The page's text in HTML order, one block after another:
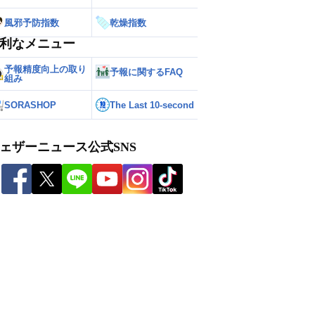
風邪予防指数 乾燥指数
なメニュー
予報精度向上の取り
組み
予報に関するFAQ
SORASHOP The Last 10-second
ザーニュース公式SNS